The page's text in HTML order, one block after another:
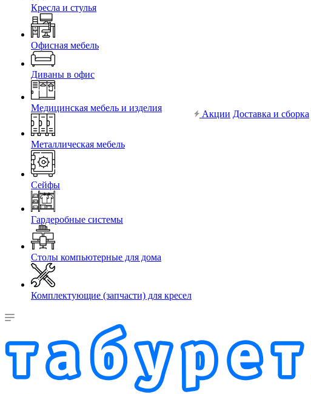
Кресла и стулья
Офисная мебель
Диваны в офис
Медицинская мебель и изделия
Металлическая мебель
Сейфы
Гардеробные системы
Столы компьютерные для дома
Комплектующие (запчасти) для кресел
Акции Доставка и сборка